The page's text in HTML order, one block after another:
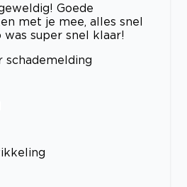
Goede
met je mee, alles snel
super snel klaar!
schademelding